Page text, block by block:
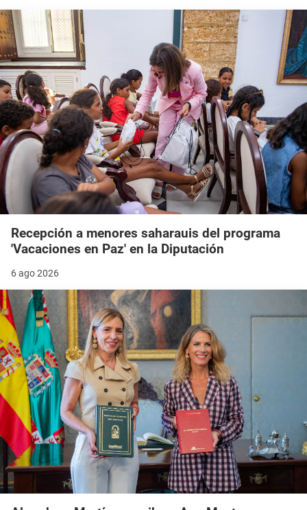
Recepción a menores saharauis del programa
'Vacaciones en Paz' en la Diputación
6 ago 2026